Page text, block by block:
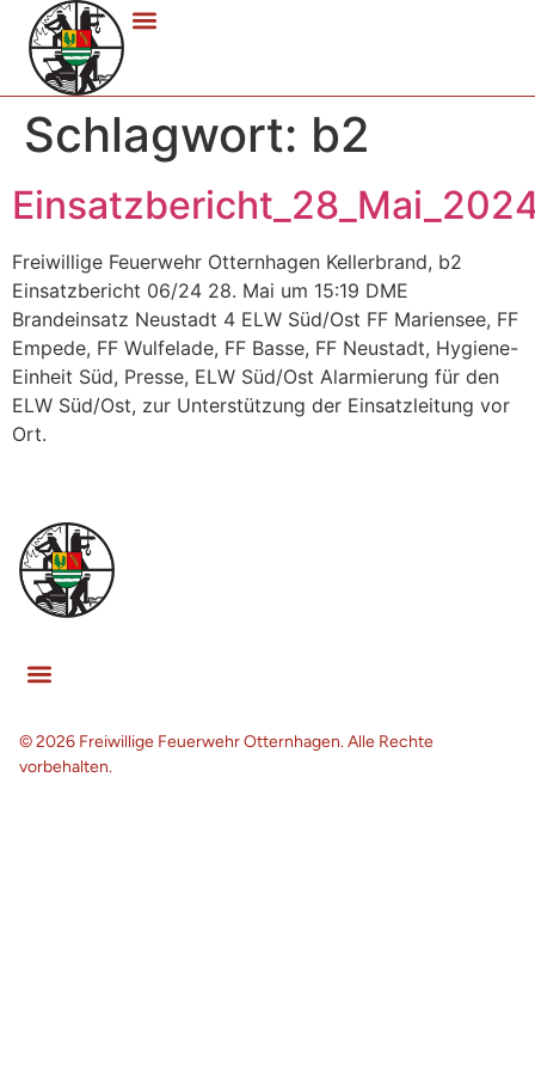
Schlagwort: b2
Freiwillige Feuerwehr Otternhagen Kellerbrand, b2
Einsatzbericht 06/24 28. Mai um 15:19 DME
Brandeinsatz Neustadt 4 ELW Süd/Ost FF Mariensee, FF
Empede, FF Wulfelade, FF Basse, FF Neustadt, Hygiene-
Einheit Süd, Presse, ELW Süd/Ost Alarmierung für den
ELW Süd/Ost, zur Unterstützung der Einsatzleitung vor
Ort.
© 2026 Freiwillige Feuerwehr Otternhagen. Alle Rechte
vorbehalten.